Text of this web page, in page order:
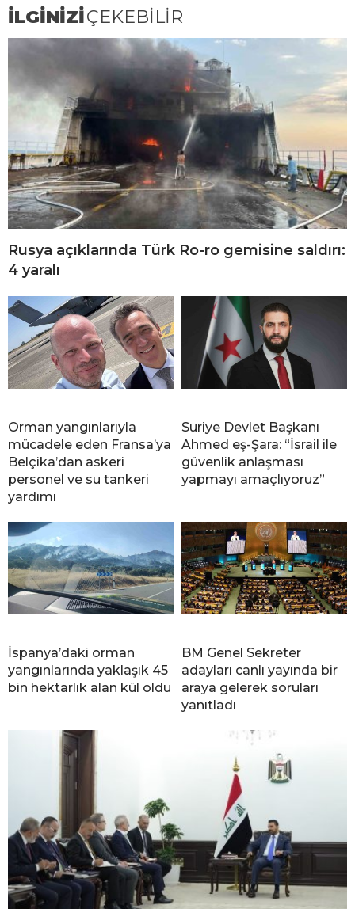
İLGİNİZİÇEKEBİLİR
Rusya açıklarında Türk Ro-ro gemisine saldırı:
4 yaralı
Orman yangınlarıyla
mücadele eden Fransa’ya
Belçika’dan askeri
personel ve su tankeri
yardımı
Suriye Devlet Başkanı
Ahmed eş-Şara: “İsrail ile
güvenlik anlaşması
yapmayı amaçlıyoruz”
İspanya’daki orman
yangınlarında yaklaşık 45
bin hektarlık alan kül oldu
BM Genel Sekreter
adayları canlı yayında bir
araya gelerek soruları
yanıtladı